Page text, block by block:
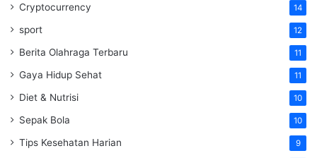
Cryptocurrency 14
sport 12
Berita Olahraga Terbaru 11
Gaya Hidup Sehat 11
Diet & Nutrisi 10
Sepak Bola 10
Tips Kesehatan Harian 9